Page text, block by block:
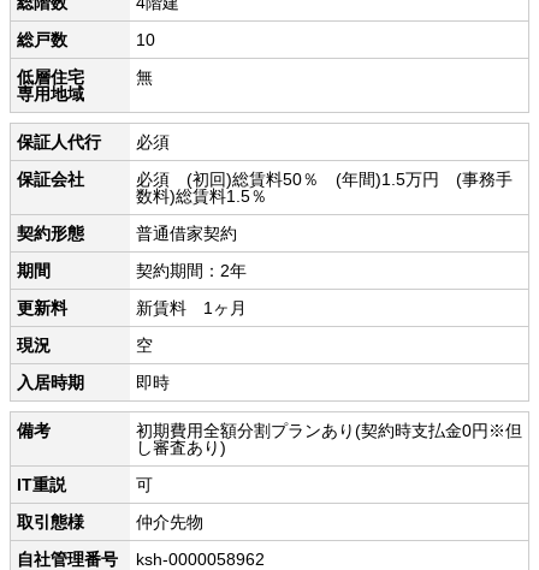
総戸数
10
低層住宅
専用地域
無
保証人代行
必須
保証会社
必須 (初回)総賃料50％ (年間)1.5万円 (事務手
数料)総賃料1.5％
契約形態
普通借家契約
期間
契約期間：2年
更新料
新賃料 1ヶ月
現況
空
入居時期
即時
備考
初期費用全額分割プランあり(契約時支払金0円※但
し審査あり)
IT重説
可
取引態様
仲介先物
自社管理番号
ksh-0000058962